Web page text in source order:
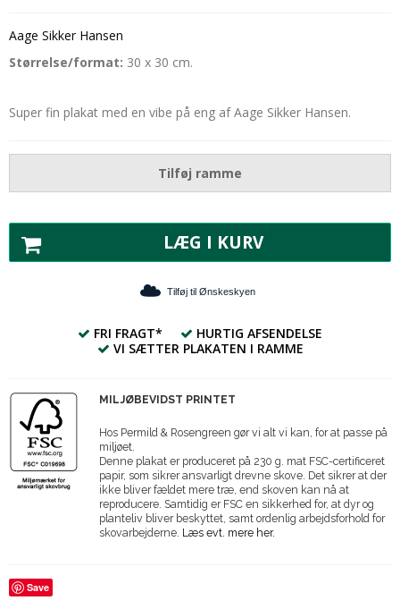
Aage Sikker Hansen
Størrelse/format: 30 x 30 cm.
Super fin plakat med en vibe på eng af Aage Sikker Hansen.
Tilføj ramme
LÆG I KURV
Tilføj til Ønskeskyen
FRI FRAGT*
HURTIG AFSENDELSE
VI SÆTTER PLAKATEN I RAMME
MILJØBEVIDST PRINTET
Hos Permild & Rosengreen gør vi alt vi kan, for at passe på
miljøet.
Denne plakat er produceret på 230 g. mat FSC-certificeret
papir, som sikrer ansvarligt drevne skove. Det sikrer at der
ikke bliver fældet mere træ, end skoven kan nå at
reproducere. Samtidig er FSC en sikkerhed for, at dyr og
planteliv bliver beskyttet, samt ordenlig arbejdsforhold for
skovarbejderne. Læs evt. mere her.
Save